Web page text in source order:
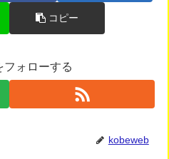
コピー
フォローする
kobeweb